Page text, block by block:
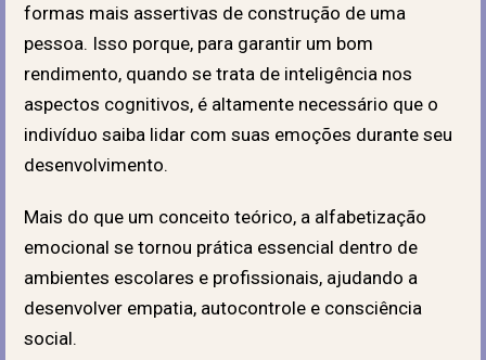
formas mais assertivas de construção de uma
pessoa. Isso porque, para garantir um bom
rendimento, quando se trata de inteligência nos
aspectos cognitivos, é altamente necessário que o
indivíduo saiba lidar com suas emoções durante seu
desenvolvimento.
Mais do que um conceito teórico, a alfabetização
emocional se tornou prática essencial dentro de
ambientes escolares e profissionais, ajudando a
desenvolver empatia, autocontrole e consciência
social.